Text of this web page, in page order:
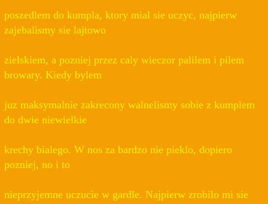
poszedlem do kumpla, ktory mial sie uczyc, najpierw
zajebalismy sie lajtowo
zielskiem, a pozniej przez caly wieczor palilem i pilem
browary. Kiedy bylem
juz maksymalnie zakrecony walnelismy sobie z kumplem
do dwie niewielkie
krechy bialego. W nos za bardzo nie pieklo, dopiero
pozniej, no i to
nieprzyjemne uczucie w gardle. Najpierw zrobilo mi sie